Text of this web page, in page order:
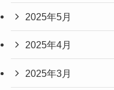
2025年5月
2025年4月
2025年3月